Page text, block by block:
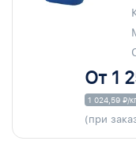
От 1
1 024,59 ₽/кг
(при